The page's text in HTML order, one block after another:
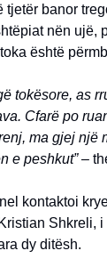
tjetër banor
nën ujë,
është
tokësore, as
Cfarë po
ma gjej një
e peshkut” –
kontaktoi
Shkreli,
dy ditësh.